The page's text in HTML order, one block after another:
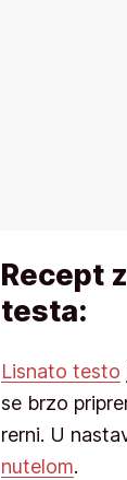
Recept
testa:
Lisnato testo
se brzo
rerni. U
nutelom.